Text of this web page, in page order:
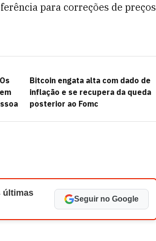
para correções de preços
Bitcoin engata alta com dado de
inflação e se recupera da queda
posterior ao Fomc
últimas
Seguir no Google